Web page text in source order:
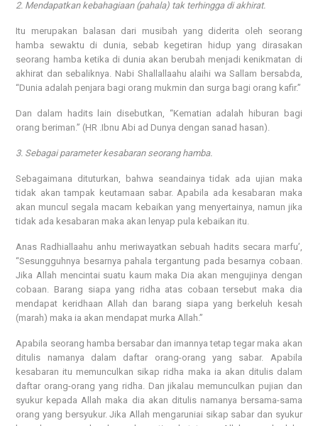
2. Mendapatkan kebahagiaan (pahala) tak terhingga di akhirat.
Itu merupakan balasan dari musibah yang diderita oleh seorang
hamba sewaktu di dunia, sebab kegetiran hidup yang dirasakan
seorang hamba ketika di dunia akan berubah menjadi kenikmatan di
akhirat dan sebaliknya. Nabi Shallallaahu alaihi wa Sallam bersabda,
“Dunia adalah penjara bagi orang mukmin dan surga bagi orang kafir.”
Dan dalam hadits lain disebutkan, “Kematian adalah hiburan bagi
orang beriman.” (HR .Ibnu Abi ad Dunya dengan sanad hasan).
3. Sebagai parameter kesabaran seorang hamba.
Sebagaimana dituturkan, bahwa seandainya tidak ada ujian maka
tidak akan tampak keutamaan sabar. Apabila ada kesabaran maka
akan muncul segala macam kebaikan yang menyertainya, namun jika
tidak ada kesabaran maka akan lenyap pula kebaikan itu.
Anas Radhiallaahu anhu meriwayatkan sebuah hadits secara marfu’,
“Sesungguhnya besarnya pahala tergantung pada besarnya cobaan.
Jika Allah mencintai suatu kaum maka Dia akan mengujinya dengan
cobaan. Barang siapa yang ridha atas cobaan tersebut maka dia
mendapat keridhaan Allah dan barang siapa yang berkeluh kesah
(marah) maka ia akan mendapat murka Allah.”
Apabila seorang hamba bersabar dan imannya tetap tegar maka akan
ditulis namanya dalam daftar orang-orang yang sabar. Apabila
kesabaran itu memunculkan sikap ridha maka ia akan ditulis dalam
daftar orang-orang yang ridha. Dan jikalau memunculkan pujian dan
syukur kepada Allah maka dia akan ditulis namanya bersama-sama
orang yang bersyukur. Jika Allah mengaruniai sikap sabar dan syukur